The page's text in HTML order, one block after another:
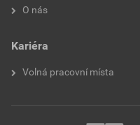
O nás
Kariéra
Volná pracovní místa